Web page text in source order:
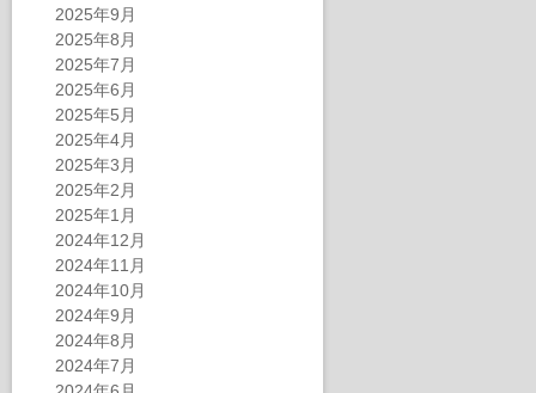
2025年9月
2025年8月
2025年7月
2025年6月
2025年5月
2025年4月
2025年3月
2025年2月
2025年1月
2024年12月
2024年11月
2024年10月
2024年9月
2024年8月
2024年7月